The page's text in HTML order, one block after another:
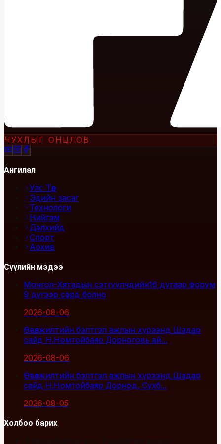
ЧУХЛЫГ ОНЦЛОВ
Ангилал
Улс Төр
Эдийн засаг
Технологи
Нийгэм
Дэлхийд
Спорт
Архив
Сүүлийн мэдээ
Монгол-Хятадын сэтгүүлчдийн16 дугаар форум
9 дүгээр сард болно
2026-08-06
Өвөлжилтийн бэлтгэл ажлын хүрээнд Шадар
сайд Н.Номтойбаяр Дорноговь ай...
2026-08-06
Өвөлжилтийн бэлтгэл ажлын хүрээнд Шадар
сайд Н.Номтойбаяр Дорнод, Сүхб...
2026-08-05
Холбоо барих